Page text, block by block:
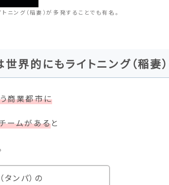
ニング（稲妻）が多発することでも有名。
世界的にもライトニング（稲妻
商業都市に
ームがあると
ンパ）の